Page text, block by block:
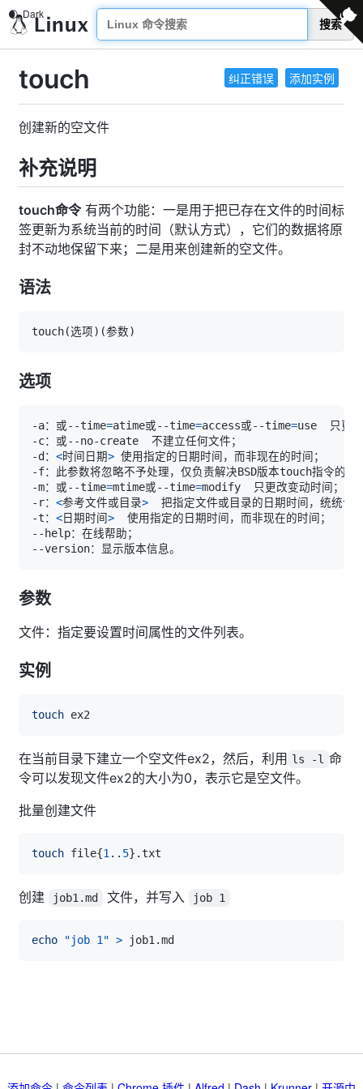
搜索
纠正错误 添加实例
touch
创建新的空文件
补充说明
touch命令有两个功能：一是用于把已存在文件的时间标
签更新为系统当前的时间（默认方式），它们的数据将原
封不动地保留下来；二是用来创建新的空文件。
语法
touch(选项) (参数)
选项
-a：或--time=atime或--time=access或--time=
-d： <时间日期>
-m：或--time=mtime或--time=
-r： <参考文件或目录>
-t： <日期时间>
参数
文件：指定要设置时间属性的文件列表。
实例
touch
在当前目录下建立一个空文件ex2，然后，利用 ls -l 命
令可以发现文件ex2的大小为0，表示它是空文件。
批量创建文件
touch file{1 .. 5}
创建 job1.md 文件，并写入 job 1
echo "job 1" >